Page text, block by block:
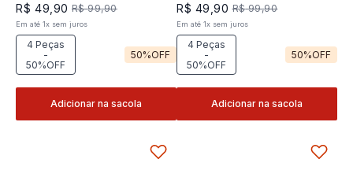
R$ 49 90 R$ 99,90
Em até1x sem juros
4 Peças
-
50%OFF
50%OFF
Adicionar na sacola
R$ 49 ,90 R$ 99,90
Em até 1x sem juros
4 Peças
-
50%OFF
50%OFF
Adicionar na sacola